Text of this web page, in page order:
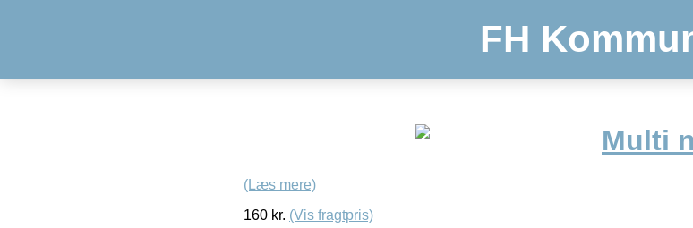
FH
Multi
(Læs mere)
160 kr. (Vis fragtpris)